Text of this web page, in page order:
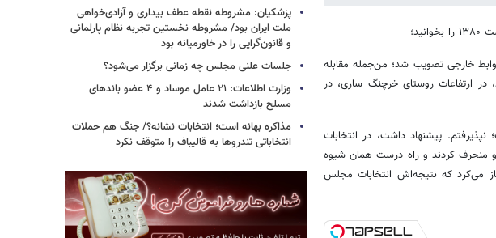
خارجی تصویب شد؛ من‌جمله مقابله
در ارتفاعات روستای خرچنگ ساری، در
پیشنهاد داشت، در انتخابات
منحرف کردند و راه درست همان شیوه
می‌کرد که نتیجه‌اش انتخابات مجلس
پزشکیان: مشروطه نقطه عطف بیداری و آزادی‌خواهی
ملت ایران بود/ مشروطه نخستین تجربه نظام پارلمانی
و قانون‌گرایی را در خاورمیانه بود
جلسات علنی مجلس چه زمانی برگزار می‌شود؟
وزارت اطلاعات: ۲۱ عامل موساد و ۴ عضو باندهای
مسلح بازداشت شدند
مذاکره بهانه است؛ انتخابات نشانه؟/ جنگ هم حملات
انتخاباتی تندروها به قالیباف را متوقف نکرد